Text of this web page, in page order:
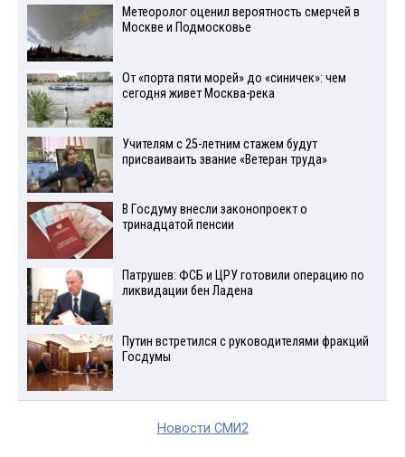
Метеоролог оценил вероятность смерчей в
Москве и Подмосковье
От «порта пяти морей» до «синичек»: чем
сегодня живет Москва-река
Учителям с 25-летним стажем будут
присваиваить звание «Ветеран труда»
В Госдуму внесли законопроект о
тринадцатой пенсии
Патрушев: ФСБ и ЦРУ готовили операцию по
ликвидации бен Ладена
Путин встретился с руководителями фракций
Госдумы
Новости СМИ2